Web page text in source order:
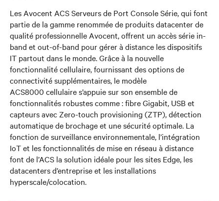
Les Avocent ACS Serveurs de Port Console Série, qui font
partie de la gamme renommée de produits datacenter de
qualité professionnelle Avocent, offrent un accès série in-
band et out-of-band pour gérer à distance les dispositifs
IT partout dans le monde. Grâce à la nouvelle
fonctionnalité cellulaire, fournissant des options de
connectivité supplémentaires, le modèle
ACS8000 cellulaire s’appuie sur son ensemble de
fonctionnalités robustes comme : fibre Gigabit, USB et
capteurs avec Zero-touch provisioning (ZTP), détection
automatique de brochage et une sécurité optimale. La
fonction de surveillance environnementale, l’intégration
IoT et les fonctionnalités de mise en réseau à distance
font de l’ACS la solution idéale pour les sites Edge, les
datacenters d’entreprise et les installations
hyperscale/colocation.